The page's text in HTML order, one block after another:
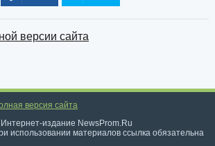
версии сайта
версия сайта
издание NewsProm.Ru
использовании материалов ссылка обязательна